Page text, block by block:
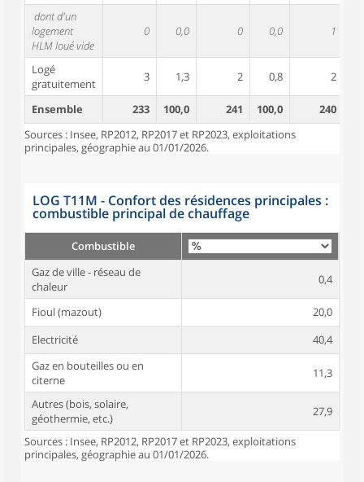
dont d'un
logement
HLM loué vide
0 0,0 0 0,0 1
Logé
gratuitement
3 1,3 2 0,8 2
Ensemble 233 100,0 241 100,0 240
Sources : Insee, RP2012, RP2017 et RP2023, exploitations
principales, géographie au 01/01/2026.
LOG T11M - Confort des résidences principales :
combustible principal de chauffage
Combustible
Gaz de ville - réseau de
chaleur
0,4
Fioul (mazout)
20,0
Electricité
40,4
Gaz en bouteilles ou en
citerne
11,3
Autres (bois, solaire,
géothermie, etc.)
27,9
Sources : Insee, RP2012, RP2017 et RP2023, exploitations
principales, géographie au 01/01/2026.